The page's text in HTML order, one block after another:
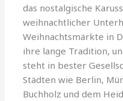
das nostalgische
weihnachtlicher
Weihnachtsmärkte in
ihre lange Tradition,
steht in bester
Städten wie Berlin,
Buchholz und dem